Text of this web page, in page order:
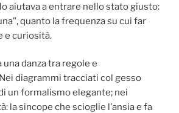
aiutava a entrare nello stato giusto:
quanto la frequenza su cui far
e curiosità.
una danza tra regole e
diagrammi tracciati col gesso
un formalismo elegante; nei
la sincope che scioglie l’ansia e fa